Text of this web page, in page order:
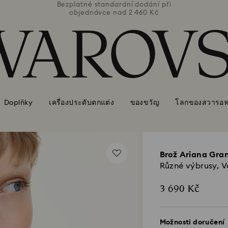
Bezplatné standardní dodání při
objednávce nad 2 460 Kč
Doplňky เครื่องประดับตกแต่ง ของขวัญ โลกของสวารอ
Brož Ariana
Různé výbrusy,
3 690 Kč
Možnosti doručení